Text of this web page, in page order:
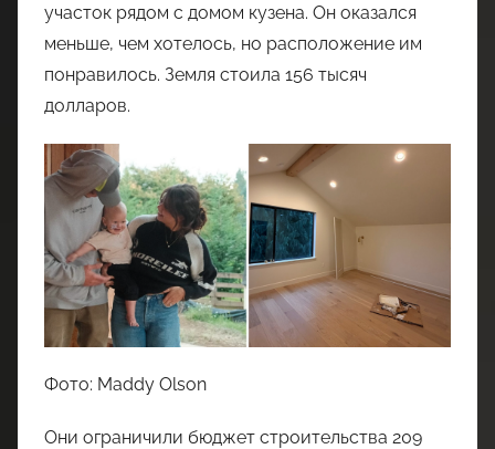
участок рядом с домом кузена. Он оказался
меньше, чем хотелось, но расположение им
понравилось. Земля стоила 156 тысяч
долларов.
Фото: Maddy Olson
Они ограничили бюджет строительства 209